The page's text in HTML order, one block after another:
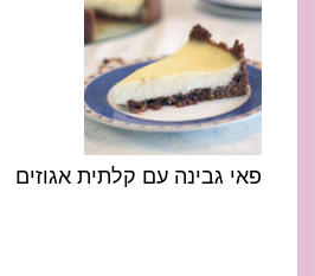
פאי גבינה עם קלתית אגוזים